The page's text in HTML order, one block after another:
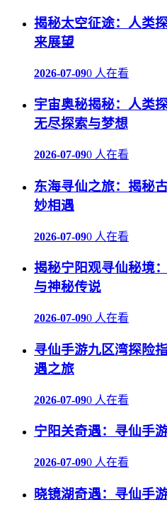
揭秘太空征途：人类
来展望
2026-07-090 人在看
宇宙奥秘揭秘：人类
无尽探索与梦想
2026-07-090 人在看
东海寻仙之旅：揭秘
妙相遇
2026-07-090 人在看
揭秘宁阳观寻仙秘境
与神秘传说
2026-07-090 人在看
寻仙手游九区湾探险
遇之旅
2026-07-090 人在看
宁阳关奇遇：寻仙手
2026-07-090 人在看
晓镜湖奇遇：寻仙手